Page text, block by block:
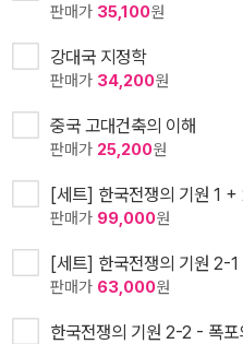
판매가 35,100원
강대국 지정학
판매가 34,200원
중국 고대건축의 이해
판매가 25,200원
[세트] 한국전쟁의 기원 1
판매가 99,000원
[세트] 한국전쟁의 기원 2-
판매가 63,000원
한국전쟁의 기원 2-2 - 폭